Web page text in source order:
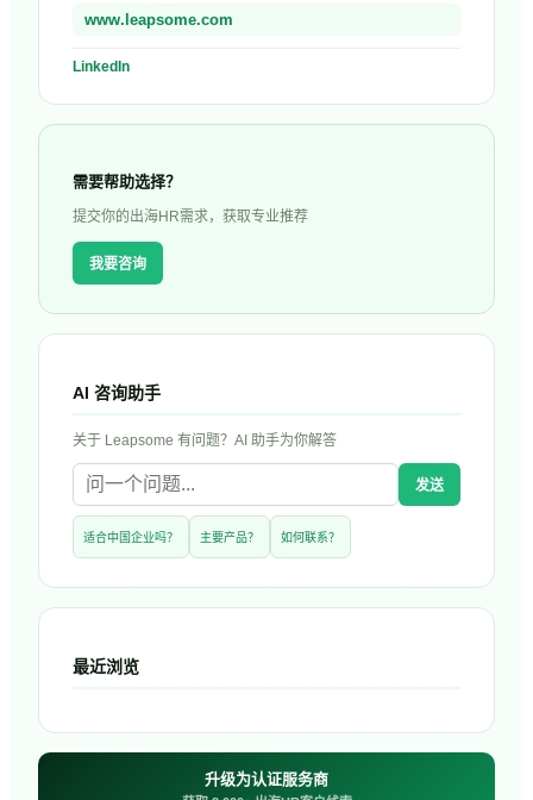
www.leapsome.com
LinkedIn
需要帮助选择？
提交你的出海HR需求，获取专业推荐
我要咨询
AI 咨询助手
关于 Leapsome 有问题？AI 助手为你解答
发送
适合中国企业吗？ 主要产品？ 如何联系？
最近浏览
升级为认证服务商